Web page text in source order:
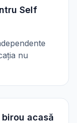
Self
nu
acasă